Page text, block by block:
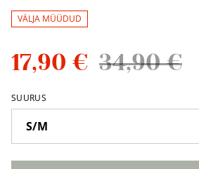
VÄLJA MÜÜDUD
17,90 € 34,90 €
SUURUS